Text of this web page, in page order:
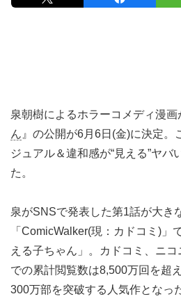
泉朝樹によるホラーコメディ漫画
ん 』の公開が6月6日(金)に決定。
ジュアル＆違和感が“見える”ヤバ
た。
泉がSNSで発表した第1話が大き
「ComicWalker(現：カドコミ)」
える子ちゃん」。カドコミ、ニ
での累計閲覧数は8,500万回を超
300万部を突破する人気作となっ